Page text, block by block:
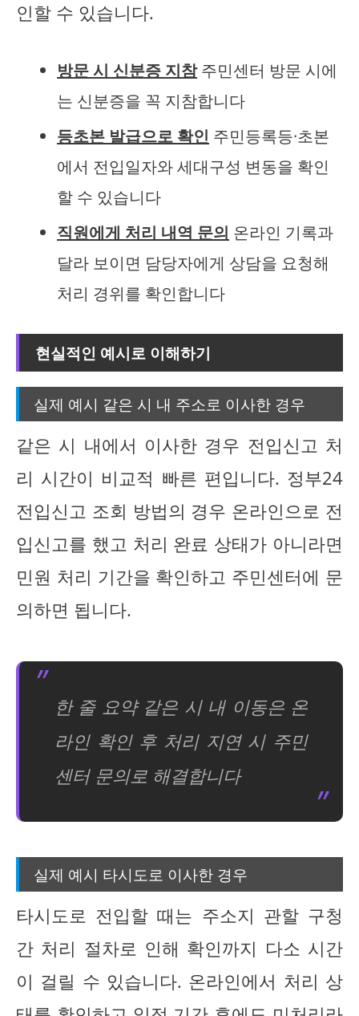
인할 수 있습니다.
방문 시 신분증 지참주민센터 방문 시에
는 신분증을 꼭 지참합니다
등초본 발급으로 확인 주민등록등·초본
에서 전입일자와 세대구성 변동을 확인
할 수 있습니다
직원에게 처리 내역 문의 온라인 기록과
달라 보이면 담당자에게 상담을 요청해
처리 경위를 확인합니다
현실적인 예시로 이해하기
실제 예시 같은 시 내 주소로 이사한 경우
같은 시 내에서 이사한 경우 전입신고 처
리 시간이 비교적 빠른 편입니다. 정부24
전입신고 조회 방법의 경우 온라인으로 전
입신고를 했고 처리 완료 상태가 아니라면
민원 처리 기간을 확인하고 주민센터에 문
의하면 됩니다.
한 줄 요약 같은 시 내 이동은 온
라인 확인 후 처리 지연 시 주민
센터 문의로 해결합니다
실제 예시 타시도로 이사한 경우
타시도로 전입할 때는 주소지 관할 구청
간 처리 절차로 인해 확인까지 다소 시간
이 걸릴 수 있습니다. 온라인에서 처리 상